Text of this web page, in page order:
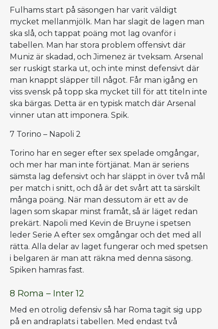
Fulhams start på säsongen har varit väldigt
mycket mellanmjölk. Man har slagit de lagen man
ska slå, och tappat poäng mot lag ovanför i
tabellen. Man har stora problem offensivt där
Muniz är skadad, och Jimenez är tveksam. Arsenal
ser ruskigt starka ut, och inte minst defensivt där
man knappt släpper till något. Får man igång en
viss svensk på topp ska mycket till för att titeln inte
ska bärgas. Detta är en typisk match där Arsenal
vinner utan att imponera. Spik.
7 Torino – Napoli 2
Torino har en seger efter sex spelade omgångar,
och mer har man inte förtjänat. Man är seriens
sämsta lag defensivt och har släppt in över två mål
per match i snitt, och då är det svårt att ta särskilt
många poäng. När man dessutom är ett av de
lagen som skapar minst framåt, så är läget redan
prekärt. Napoli med Kevin de Bruyne i spetsen
leder Serie A efter sex omgångar och det med all
rätta. Alla delar av laget fungerar och med spetsen
i belgaren är man att räkna med denna säsong.
Spiken hamras fast.
8 Roma – Inter 12
Med en otrolig defensiv så har Roma tagit sig upp
på en andraplats i tabellen. Med endast två